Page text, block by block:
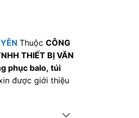
Thuộc CÔNG
THIẾT BỊ VĂN
phục balo, túi
được giới thiệu